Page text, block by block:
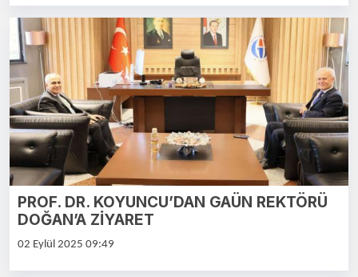
PROF. DR. KOYUNCU’DAN GAÜN REKTÖRÜ
DOĞAN’A ZİYARET
02 Eylül 2025 09:49